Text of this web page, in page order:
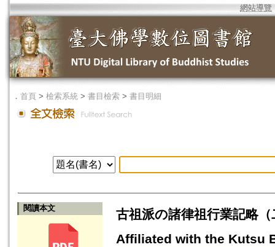
網站導覽
． 首頁 > 檢索系統 > 書目檢索 > 書目明細
閱讀本文
古祖派の諸律祖行業記略
Affiliated with the Kutsu